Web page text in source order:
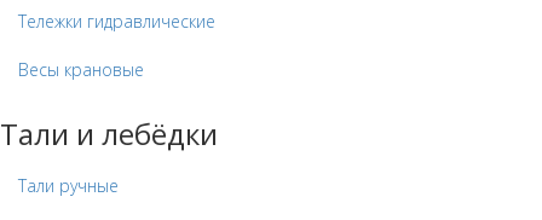
Тележки гидравлические
Весы крановые
Тали и лебёдки
Тали ручные